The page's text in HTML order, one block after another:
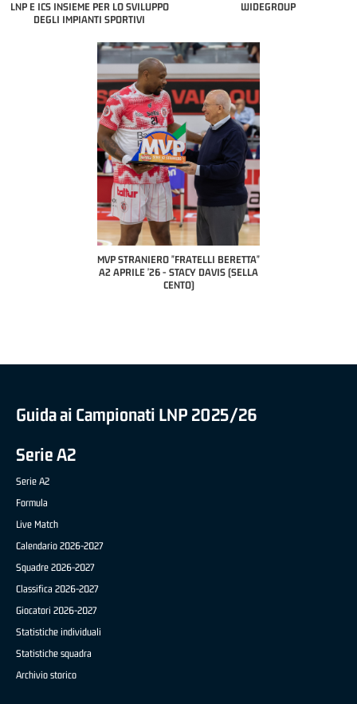
LNP E ICS INSIEME PER LO SVILUPPO
DEGLI IMPIANTI SPORTIVI
WIDEGROUP
MVP STRANIERO "FRATELLI BERETTA"
A2 APRILE '26 - STACY DAVIS (SELLA
MVP "FRATELLI BERETTA" SAMUEL
DILAS B NAZIONALE APRILE '26 -
MARCO RESTELLI (TAV TREVIGLIO
Guida ai Campionati LNP 2025/26
Serie A2
Serie A2
Formula
Live Match
Calendario 2026-2027
Squadre 2026-2027
Classifica 2026-2027
Giocatori 2026-2027
Statistiche individuali
Statistiche squadra
Archivio storico